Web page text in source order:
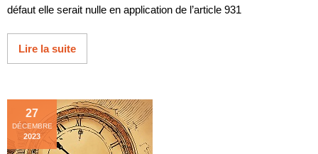
défaut elle serait nulle en application de l’article 931
Lire la suite
27
DÉCEMBRE
2023